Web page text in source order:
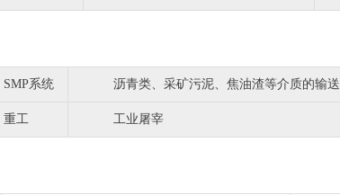
SMP系统 沥青类、采矿污泥、焦油渣等介质的输送
重工 工业屠宰